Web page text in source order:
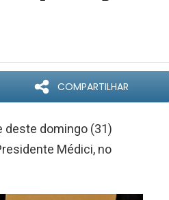
COMPARTILHAR
deste domingo (31)
Médici, no